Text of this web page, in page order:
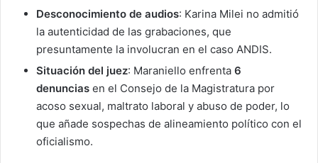
Desconocimiento de audios: Karina Milei no admitió
la autenticidad de las grabaciones, que
presuntamente la involucran en el caso ANDIS.
Situación del juez: Maraniello enfrenta 6
denuncias en el Consejo de la Magistratura por
acoso sexual, maltrato laboral y abuso de poder, lo
que añade sospechas de alineamiento político con el
oficialismo.